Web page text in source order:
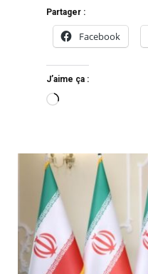
Partager :
Facebook
J’aime ça :